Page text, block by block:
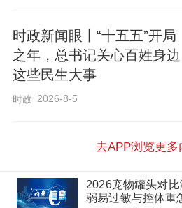
时政新闻眼丨“十五五”开局
之年，总书记关心百姓身边
这些民生大事
时政 2026-8-5
去APP浏览更多
2026宠物罐头对比
弱易过敏与控体重